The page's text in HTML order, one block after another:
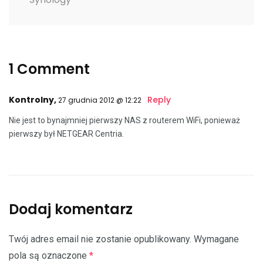
1 Comment
Kontrolny,27 grudnia 2012 @ 12:22 Reply
Nie jest to bynajmniej pierwszy NAS z routerem WiFi, ponieważ
pierwszy był NETGEAR Centria.
Dodaj komentarz
Twój adres email nie zostanie opublikowany. Wymagane
pola są oznaczone *